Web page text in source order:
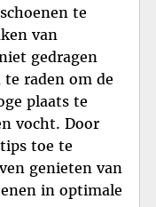
te
van
gedragen
raden om de
plaats te
vocht. Door
toe te
genieten van
in optimale